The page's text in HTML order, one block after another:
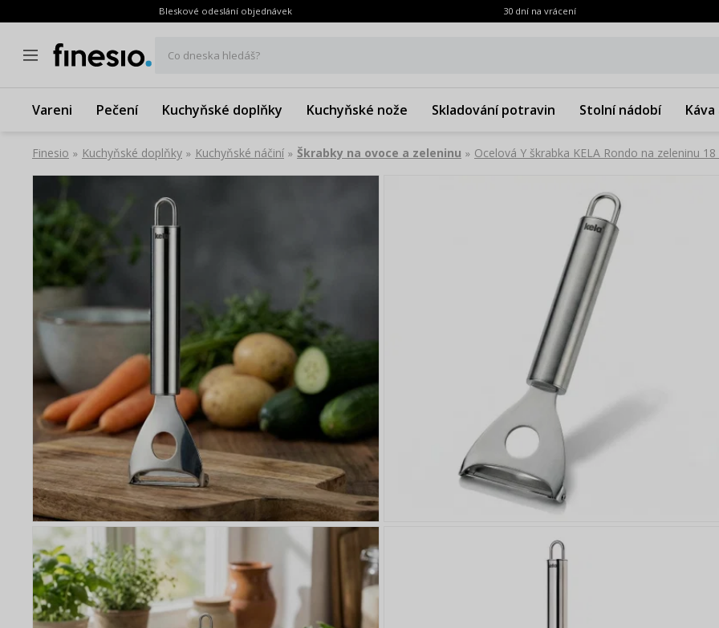
Bleskové odeslání objednávek 30 dní na vrácení
Co dneska hledáš?
Vareni Pečení Kuchyňské doplňky Kuchyňské nože Skladování potravin Stolní nádobí Káva
Finesio » Kuchyňské doplňky » Kuchyňské náčiní » Škrabky na ovoce a zeleninu » Ocelová Y škrabka KELA Rondo na zeleninu 18